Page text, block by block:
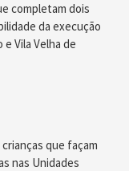
completam dois
da execução
Vila Velha de
que façam
nas Unidades